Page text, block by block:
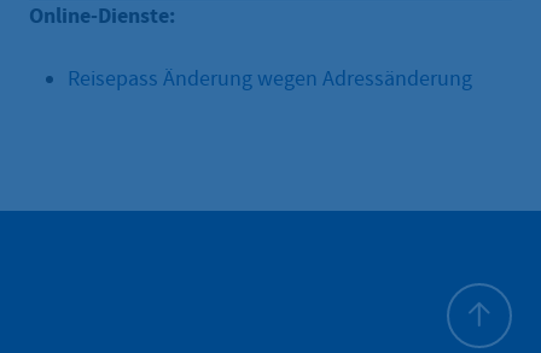
Online-Dienste:
Reisepass Änderung wegen Adressänderung